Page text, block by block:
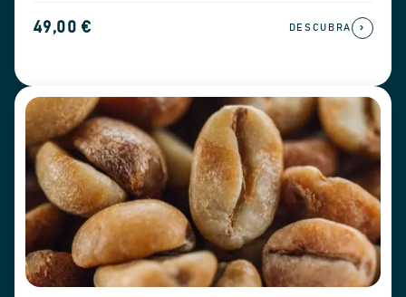
49,00 € DESCUBRA ›